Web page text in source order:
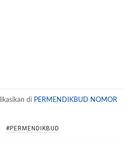
di PERMENDIKBUD NOMOR
#PERMENDIKBUD